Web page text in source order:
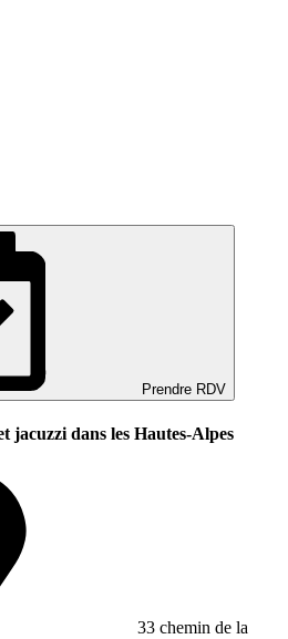
Prendre RDV
jacuzzi dans les Hautes-Alpes
33 chemin de la